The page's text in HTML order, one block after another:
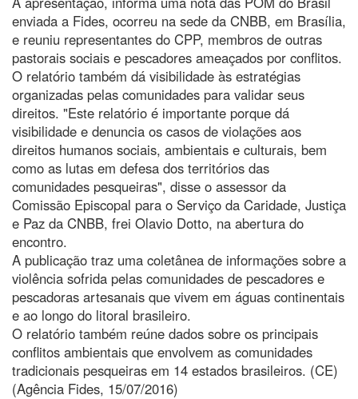
enviada a Fides, ocorreu na sede da CNBB, em Brasília,
e reuniu representantes do CPP, membros de outras
pastorais sociais e pescadores ameaçados por conflitos.
O relatório também dá visibilidade às estratégias
organizadas pelas comunidades para validar seus
direitos. "Este relatório é importante porque dá
visibilidade e denuncia os casos de violações aos
direitos humanos sociais, ambientais e culturais, bem
como as lutas em defesa dos territórios das
comunidades pesqueiras", disse o assessor da
Comissão Episcopal para o Serviço da Caridade, Justiça
e Paz da CNBB, frei Olavio Dotto, na abertura do
encontro.
A publicação traz uma coletânea de informações sobre a
violência sofrida pelas comunidades de pescadores e
pescadoras artesanais que vivem em águas continentais
e ao longo do litoral brasileiro.
O relatório também reúne dados sobre os principais
conflitos ambientais que envolvem as comunidades
tradicionais pesqueiras em 14 estados brasileiros. (CE)
(Agência Fides, 15/07/2016)